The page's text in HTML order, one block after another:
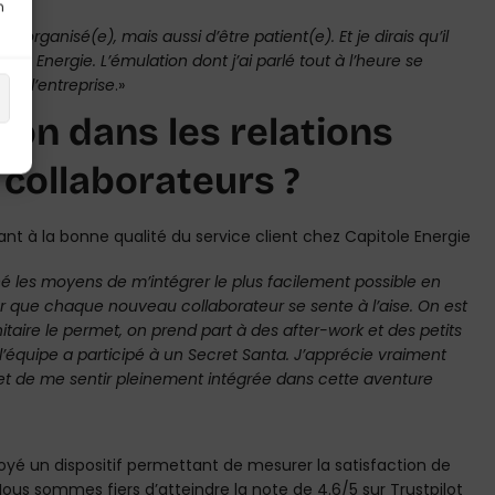
organisé(e), mais aussi d’être patient(e). Et je dirais qu’il
Energie. L’émulation dont j’ai parlé tout à l’heure se
l’entreprise.»
dans les relations
?
les moyens de m’intégrer le plus facilement possible en
chaque nouveau collaborateur se sente à l’aise. On est
le permet, on prend part à des after-work et des petits
a participé à un Secret Santa. J’apprécie vraiment
de me sentir pleinement intégrée dans cette aventure
un dispositif permettant de mesurer la satisfaction de
sommes fiers d’atteindre la note de 4.6/5 sur Trustpilot